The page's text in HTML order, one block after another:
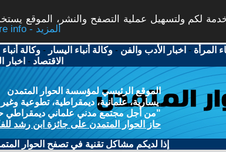
لكم ولتسهيل عملية التصفح والنشر، الموقع
More info - المزيد
المرأة - اخبار الأدب والفن -وكالة أنباء اليسار -وكالة أنباء
الاقتصاد - اخبار
الموقع الرئيسي لمؤسسة الحوار المتمدن
يسارية، علمانية، ديمقراطية، تطوعية
"من أجل مجتمع مدني علماني ديمقراطي
حاز الحوار المتمدن على جائزة ابن رشد
إذا لديكم مشاكل تقنية في تصفح الحوار